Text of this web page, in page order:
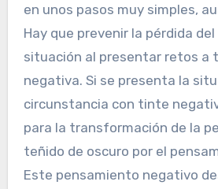
en unos pasos muy simples,
Hay que prevenir la pérdida
situación al presentar retos a
negativa. Si se presenta la
circunstancia con tinte
para la transformación de la
teñido de oscuro por el
Este pensamiento negativo